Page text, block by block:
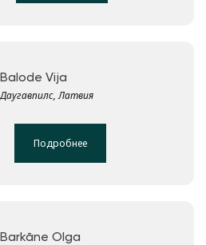
Balode Vija
Даугавпилс, Латвия
Подробнее
Barkāne Olga